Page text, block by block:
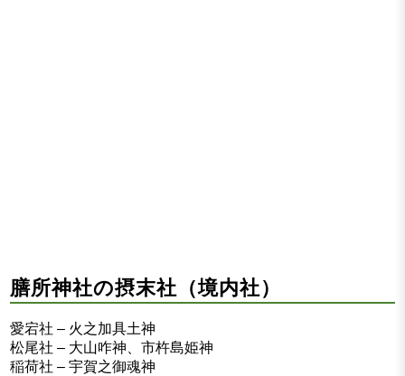
膳所神社の摂末社（境内社）
愛宕社 – 火之加具土神
松尾社 – 大山咋神、市杵島姫神
稲荷社 – 宇賀之御魂神